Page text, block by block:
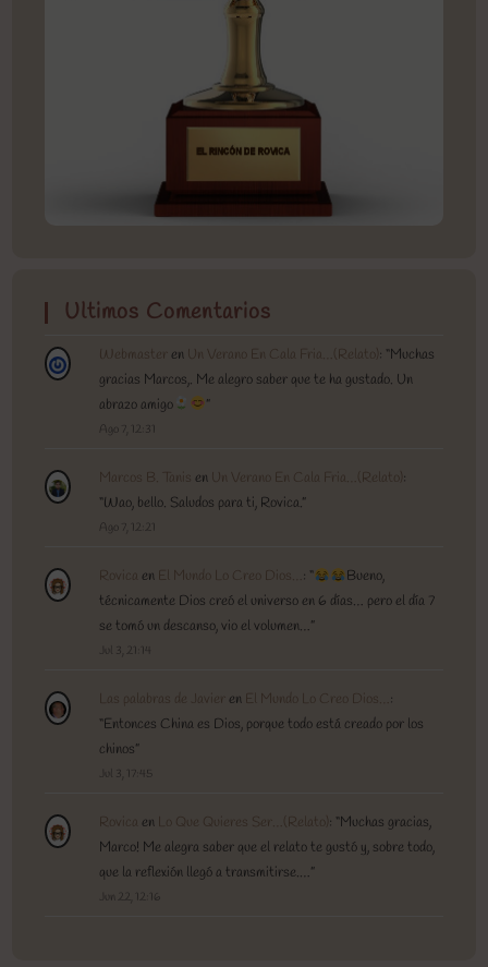
Ultimos Comentarios
Webmaster en Un Verano En Cala Fria…(Relato) : “Muchas
gracias Marcos,. Me alegro saber que te ha gustado. Un
abrazo amigo
”
Ago 7, 12:31
Marcos B. Tanis en Un Verano En Cala Fria…(Relato) :
“Wao, bello. Saludos para ti, Rovica.”
Ago 7, 12:21
Rovica en El Mundo Lo Creo Dios… : “
Bueno,
técnicamente Dios creó el universo en 6 días… pero el día 7
se tomó un descanso, vio el volumen…”
Jul 3, 21:14
Las palabras de Javier en El Mundo Lo Creo Dios… :
“Entonces China es Dios, porque todo está creado por los
chinos”
Jul 3, 17:45
Rovica en Lo Que Quieres Ser…(Relato) : “Muchas gracias,
Marco! Me alegra saber que el relato te gustó y, sobre todo,
que la reflexión llegó a transmitirse.…”
Jun 22, 12:16